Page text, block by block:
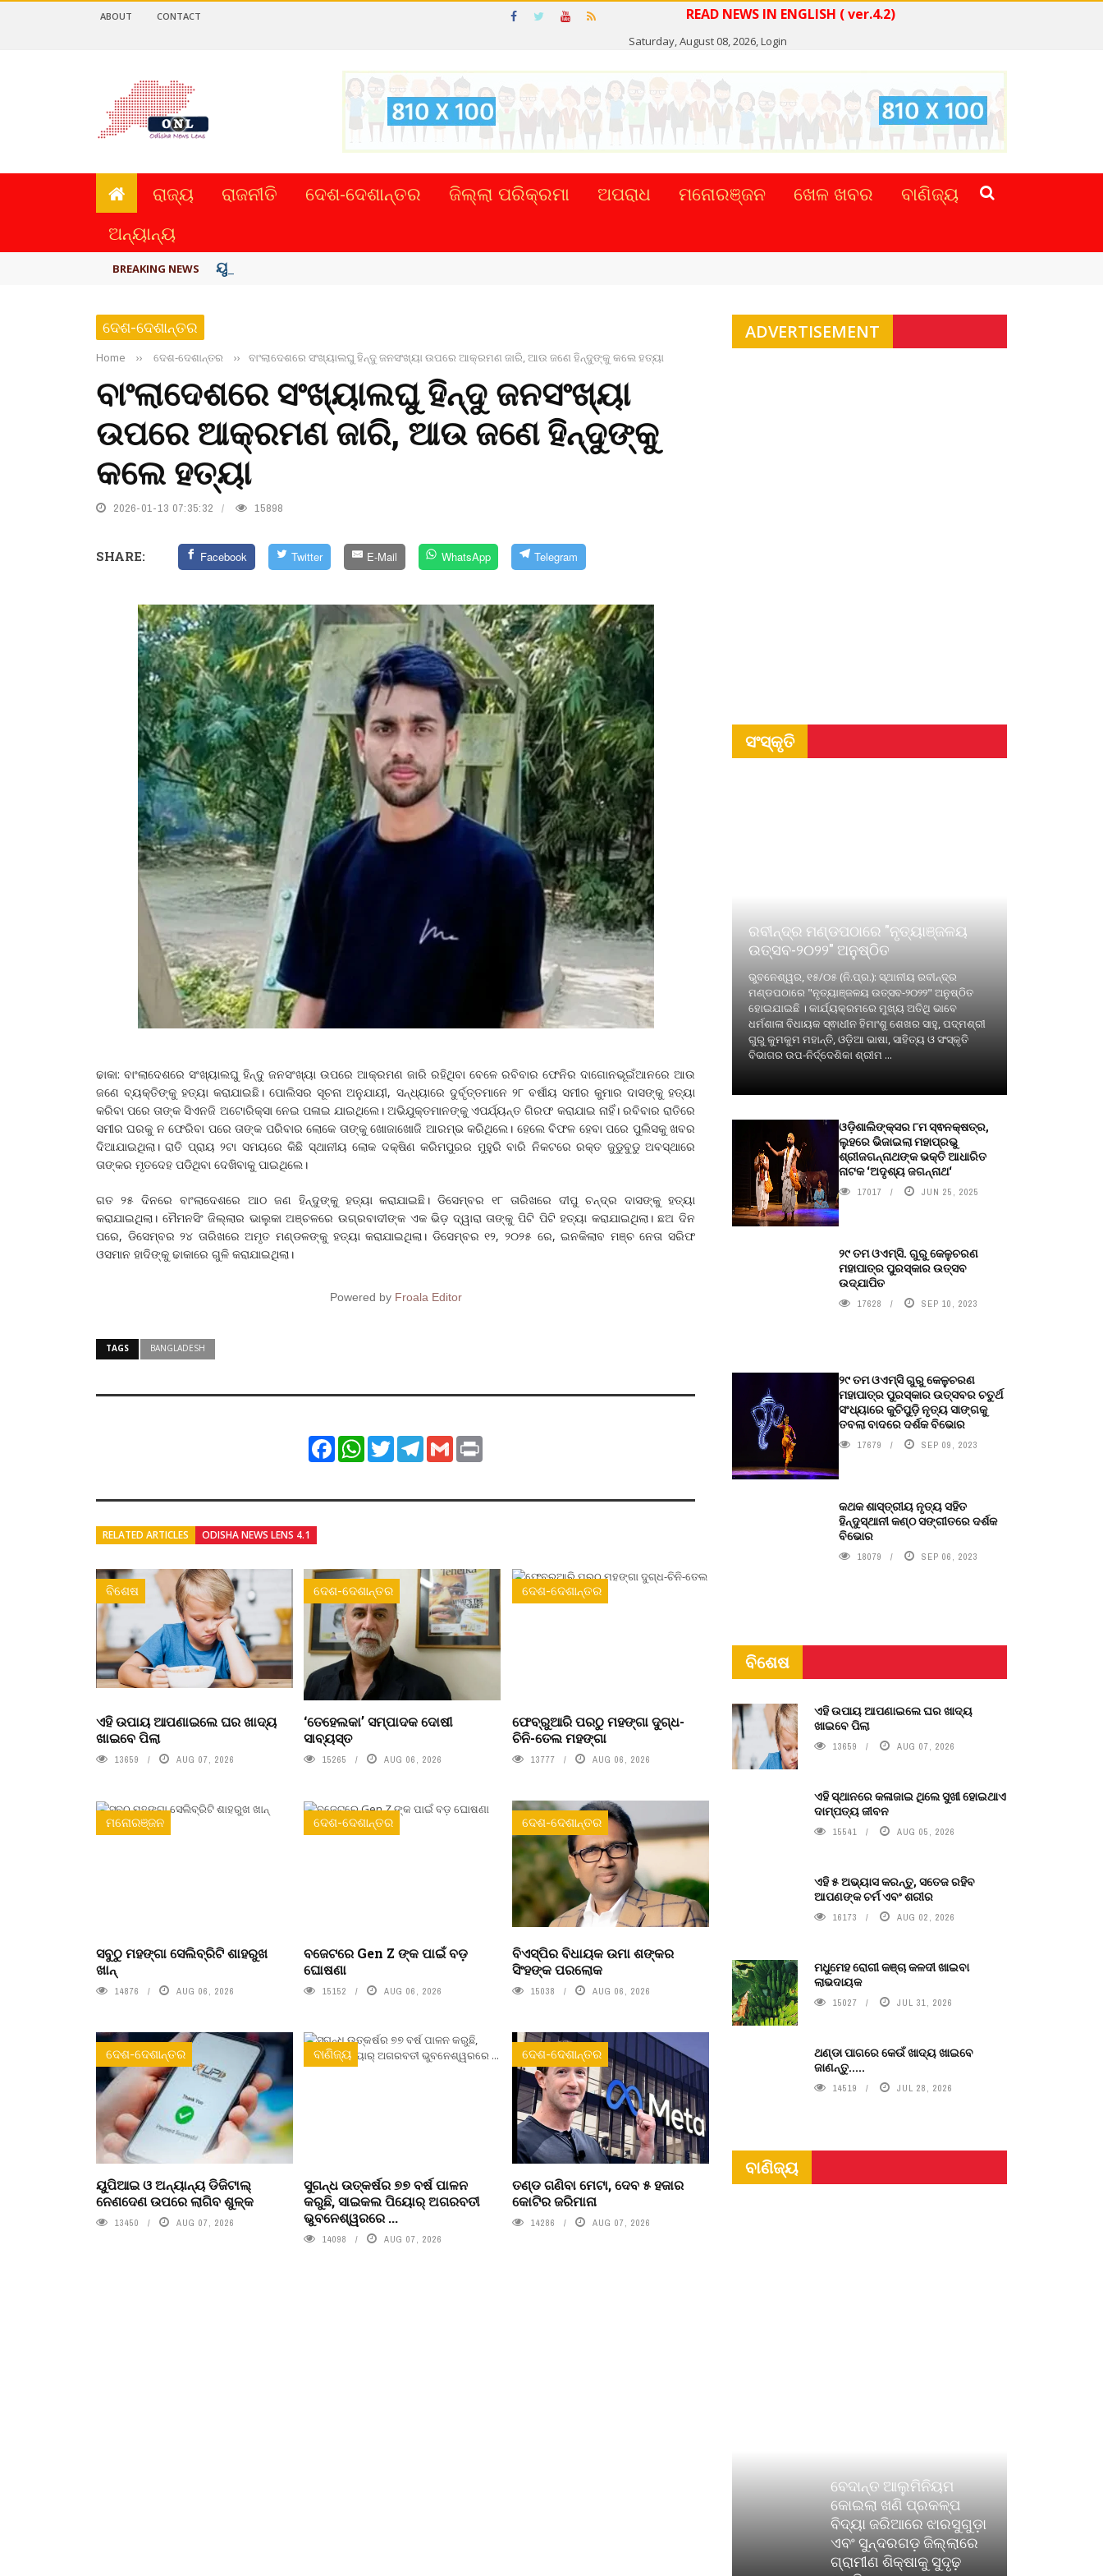
READ NEWS IN ENGLISH ( ver.4.2)
Saturday, August 08, 2026,Login
ABOUT CONTACT
ରାଜ୍ୟ ରାଜନୀତି ଦେଶ-ଦେଶାନ୍ତର ଜିଲ୍ଲା ପରିକ୍ରମା ଅପରାଧ ମନୋରଞ୍ଜନ ଖେଳ ଖବର
ବାଣିଜ୍ୟ
ଅନ୍ୟାନ୍ୟ
BREAKING NEWS ୟୁପିଆଇ ଓ ଅନ୍ୟାନ୍ୟ ଡିଜିଟାଲ୍ ନେଣଦେଣ ...
ଦେଶ-ଦେଶାନ୍ତର
Home ›› ଦେଶ-ଦେଶାନ୍ତର ›› ବାଂଲାଦେଶରେ ସଂଖ୍ୟାଲଘୁ ହିନ୍ଦୁ ଜନସଂଖ୍ୟା ଉପରେ ଆକ୍ରମଣ ଜାରି, ଆଉ ଜଣେ ହିନ୍ଦୁଙ୍କୁ କଲେ ହତ୍ୟା
ବାଂଲାଦେଶରେ ସଂଖ୍ୟାଲଘୁ ହିନ୍ଦୁ ଜନସଂଖ୍ୟା
ଉପରେ ଆକ୍ରମଣ ଜାରି, ଆଉ ଜଣେ ହିନ୍ଦୁଙ୍କୁ
କଲେ ହତ୍ୟା
2026-01-13 07:35:32 15898
SHARE: Facebook Twitter E-Mail WhatsApp Telegram
ଢାକା: ବାଂଲାଦେଶରେ ସଂଖ୍ୟାଲଘୁ ହିନ୍ଦୁ ଜନସଂଖ୍ୟା ଉପରେ ଆକ୍ରମଣ ଜାରି ରହିଥିବା ବେଳେ ରବିବାର ଫେନିର ଦାଗୋନଭୂଇଁଆନରେ ଆଉ
ଜଣେ ବ୍ୟକ୍ତିଙ୍କୁ ହତ୍ୟା କରାଯାଇଛି। ପୋଲିସର ସୂଚନା ଅନୁଯାୟୀ, ସନ୍ଧ୍ୟାରେ ଦୁର୍ବୃତ୍ତମାନେ ୨୮ ବର୍ଷୀୟ ସମୀର କୁମାର ଦାସଙ୍କୁ ହତ୍ୟା
କରିବା ପରେ ତାଙ୍କ ସିଏନଜି ଅଟୋରିକ୍ସା ନେଇ ପଳାଇ ଯାଇଥିଲେ। ଅଭିଯୁକ୍ତମାନଙ୍କୁ ଏପର୍ଯ୍ୟନ୍ତ ଗିରଫ କରାଯାଇ ନାହିଁ। ରବିବାର ରାତିରେ
ସମୀର ଘରକୁ ନ ଫେରିବା ପରେ ତାଙ୍କ ପରିବାର ଲୋକେ ତାଙ୍କୁ ଖୋଜାଖୋଜି ଆରମ୍ଭ କରିଥିଲେ। ହେଲେ ବିଫଳ ହେବା ପରେ ପୁଲିସକୁ ଖବର
ଦିଆଯାଇଥିଲା। ରାତି ପ୍ରାୟ ୨ଟା ସମୟରେ କିଛି ସ୍ଥାନୀୟ ଲୋକ ଦକ୍ଷିଣ କରିମପୁରର ମୁହୁରି ବାରି ନିକଟରେ ରକ୍ତ ଜୁଡୁବୁଡୁ ଅବସ୍ଥାରେ
ତାଙ୍କର ମୃତଦେହ ପଡିଥିବା ଦେଖିବାକୁ ପାଇଥିଲେ।
ଗତ ୨୫ ଦିନରେ ବାଂଲାଦେଶରେ ଆଠ ଜଣ ହିନ୍ଦୁଙ୍କୁ ହତ୍ୟା କରାଯାଇଛି। ଡିସେମ୍ବର ୧୮ ତାରିଖରେ ଦୀପୁ ଚନ୍ଦ୍ର ଦାସଙ୍କୁ ହତ୍ୟା
କରାଯାଇଥିଲା। ମୈମନସିଂ ଜିଲ୍ଲାର ଭାଲୁକା ଅଞ୍ଚଳରେ ଉଗ୍ରବାଦୀଙ୍କ ଏକ ଭିଡ଼ ଦ୍ୱାରା ତାଙ୍କୁ ପିଟି ପିଟି ହତ୍ୟା କରାଯାଇଥିଲା। ଛଅ ଦିନ
ପରେ, ଡିସେମ୍ବର ୨୪ ତାରିଖରେ ଅମୃତ ମଣ୍ଡଳଙ୍କୁ ହତ୍ୟା କରାଯାଇଥିଲା। ଡିସେମ୍ବର ୧୨, ୨୦୨୫ ରେ, ଇନକିଲାବ ମଞ୍ଚ ନେତା ସରିଫ
ଓସମାନ ହାଦିଙ୍କୁ ଢାକାରେ ଗୁଳି କରାଯାଇଥିଲା।
Powered by Froala Editor
TAGS BANGLADESH
FacebookWhatsApp
TwitterTelegram
Gmail
RELATED ARTICLES ODISHA NEWS LENS 4.1
ବିଶେଷ
ଏହି ଉପାୟ ଆପଣାଇଲେ ଘର ଖାଦ୍ୟ
ଖାଇବେ ପିଲା
13659 AUG 07, 2026
ଦେଶ-ଦେଶାନ୍ତର
‘ତେହେଲକା’ ସମ୍ପାଦକ ଦୋଷୀ
ସାବ୍ୟସ୍ତ
15265 AUG 06, 2026
ଦେଶ-ଦେଶାନ୍ତର
ଫେବ୍ରୁଆରି ପରଠୁ ମହଙ୍ଗା ଦୁଗ୍ଧ-
ଚିନି-ତେଲ ମହଙ୍ଗା
13777 AUG 06, 2026
ମନୋରଞ୍ଜନ
ସବୁଠୁ ମହଙ୍ଗା ସେଲିବ୍ରିଟି ଶାହରୁଖ
ଖାନ୍
14876 AUG 06, 2026
ଦେଶ-ଦେଶାନ୍ତର
ବଜେଟରେ Gen Z ଙ୍କ ପାଇଁ ବଡ଼
ଘୋଷଣା
15152 AUG 06, 2026
ଦେଶ-ଦେଶାନ୍ତର
ବିଏସ୍‌ପିର ବିଧାୟକ ଉମା ଶଙ୍କର
ସିଂହଙ୍କ ପରଲୋକ
15038 AUG 06, 2026
ଦେଶ-ଦେଶାନ୍ତର
ୟୁପିଆଇ ଓ ଅନ୍ୟାନ୍ୟ ଡିଜିଟାଲ୍
ନେଣଦେଣ ଉପରେ ଲାଗିବ ଶୁଳ୍କ
13450 AUG 07, 2026
ବାଣିଜ୍ୟ
ସୁଗନ୍ଧ ଉତ୍କର୍ଷର ୭୭ ବର୍ଷ ପାଳନ
କରୁଛି, ସାଇକଲ ପିୟୋର୍‌ ଅଗରବତୀ
ଭୁବନେଶ୍ୱରରେ ...
14098 AUG 07, 2026
ଦେଶ-ଦେଶାନ୍ତର
ତଣ୍ଡ ଗଣିବା ମେଟା, ଦେବ ୫ ହଜାର
କୋଟିର ଜରିମାନା
14286 AUG 07, 2026
ADVERTISEMENT
ସଂସ୍କୃତି
ରବୀନ୍ଦ୍ର ମଣ୍ଡପଠାରେ "ନୃତ୍ୟାଞ୍ଜଳୟ
ଉତ୍ସବ-୨୦୨୨" ଅନୁଷ୍ଠିତ
ଭୁବନେଶ୍ୱର, ୧୫/୦୫ (ନି.ପ୍ର.): ସ୍ଥାନୀୟ ରବୀନ୍ଦ୍ର
ମଣ୍ଡପଠାରେ "ନୃତ୍ୟାଞ୍ଜଳୟ ଉତ୍ସବ-୨୦୨୨" ଅନୁଷ୍ଠିତ
ହୋଇଯାଇଛି । କାର୍ଯ୍ୟକ୍ରମରେ ମୁଖ୍ୟ ଅତିଥି ଭାବେ
ଧର୍ମଶାଳା ବିଧାୟକ ସ୍ଵାଧୀନ ହିମାଂଶୁ ଶେଖର ସାହୁ, ପଦ୍ମଶ୍ରୀ
ଗୁରୁ କୁମକୁମ ମହାନ୍ତି, ଓଡ଼ିଆ ଭାଷା, ସାହିତ୍ୟ ଓ ସଂସ୍କୃତି
ବିଭାଗର ଉପ-ନିର୍ଦ୍ଦେଶିକା ଶ୍ରୀମ ...
ଓଡ଼ିଶାଲିଙ୍କ୍ସର ୮ମ ସ୍ଵନକ୍ଷତ୍ର,
ଲୁହରେ ଭିଜାଇଲା ମହାପ୍ରଭୁ
ଶ୍ରୀଜଗନ୍ନାଥଙ୍କ ଭକ୍ତି ଆଧାରିତ
ନାଟକ ‘ଅଦୃଶ୍ୟ ଜଗନ୍ନାଥ‘
17017 JUN 25, 2025
୨୯ ତମ ଓଏମ୍‌ସି. ଗୁରୁ କେଳୁଚରଣ
ମହାପାତ୍ର ପୁରସ୍କାର ଉତ୍ସବ
ଉଦ୍‍ଯାପିତ
17628 SEP 10, 2023
୨୯ ତମ ଓଏମ୍‌ସି ଗୁରୁ କେଳୁଚରଣ
ମହାପାତ୍ର ପୁରସ୍କାର ଉତ୍ସବର ଚତୁର୍ଥ
ସଂଧ୍ୟାରେ କୁଚିପୁଡ଼ି ନୃତ୍ୟ ସାଙ୍ଗକୁ
ତବଲା ବାଦରେ ଦର୍ଶକ ବିଭୋର
17679 SEP 09, 2023
କଥକ ଶାସ୍ତ୍ରୀୟ ନୃତ୍ୟ ସହିତ
ହିନ୍ଦୁସ୍ଥାନୀ କଣ୍ଠ ସଙ୍ଗୀତରେ ଦର୍ଶକ
ବିଭୋର
18079 SEP 06, 2023
ବିଶେଷ
ଏହି ଉପାୟ ଆପଣାଇଲେ ଘର ଖାଦ୍ୟ
ଖାଇବେ ପିଲା
13659 AUG 07, 2026
ଏହି ସ୍ଥାନରେ କଳାଜାଇ ଥିଲେ ସୁଖୀ ହୋଇଥାଏ
ଦାମ୍ପତ୍ୟ ଜୀବନ
15541 AUG 05, 2026
ଏହି ୫ ଅଭ୍ୟାସ କରନ୍ତୁ, ସତେଜ ରହିବ
ଆପଣଙ୍କ ଚର୍ମ ଏବଂ ଶରୀର
16173 AUG 02, 2026
ମଧୁମେହ ରୋଗୀ କଞ୍ଚା କଳଦୀ ଖାଇବା
ଲାଭଦାୟକ
15027 JUL 31, 2026
ଥଣ୍ଡା ପାଗରେ କେଉଁ ଖାଦ୍ୟ ଖାଇବେ
ଜାଣନ୍ତୁ.....
14519 JUL 28, 2026
ବାଣିଜ୍ୟ
ବେଦାନ୍ତ ଆଲୁମିନିୟମ
କୋଇଲା ଖଣି ପ୍ରକଳ୍ପ
ବିଦ୍ୟା ଜରିଆରେ ଝାରସୁଗୁଡ଼ା
ଏବଂ ସୁନ୍ଦରଗଡ଼ ଜିଲ୍ଲାରେ
ଗ୍ରାମୀଣ ଶିକ୍ଷାକୁ ସୁଦୃଢ଼